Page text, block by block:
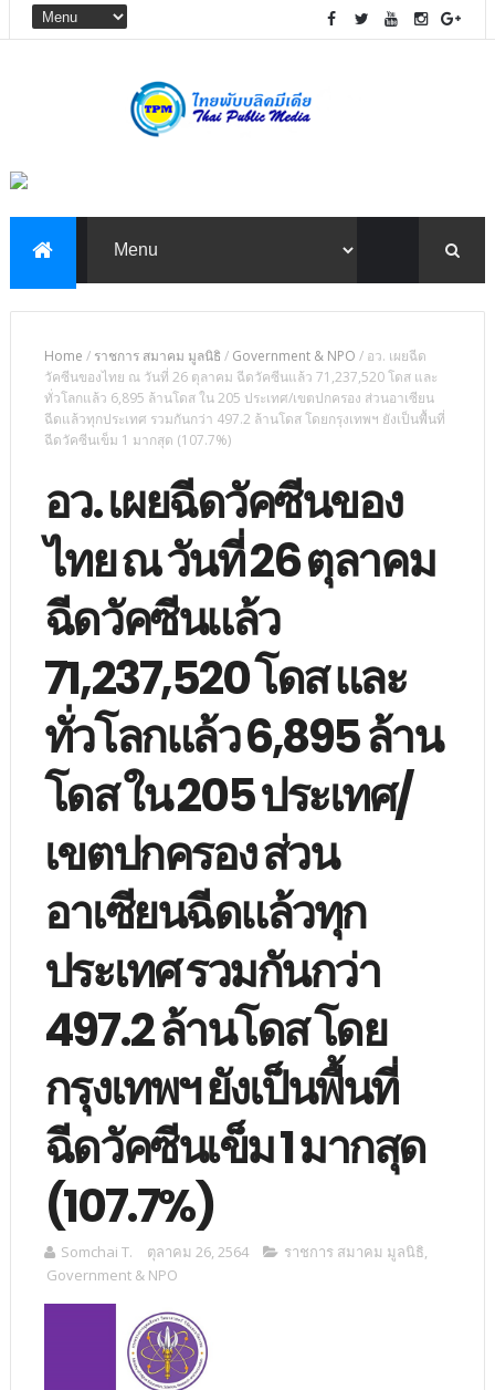
Home / ราชการ สมาคม มูลนิธิ / Government & NPO / อว. เผยฉีด
วัคซีนของไทย ณ วันที่ 26 ตุลาคม ฉีดวัคซีนแล้ว 71,237,520 โดส และ
ทั่วโลกแล้ว 6,895 ล้านโดส ใน 205 ประเทศ/เขตปกครอง ส่วนอาเซียน
ฉีดแล้วทุกประเทศ รวมกันกว่า 497.2 ล้านโดส โดยกรุงเทพฯ ยังเป็นพื้นที่
ฉีดวัคซีนเข็ม 1 มากสุด (107.7%)
อว. เผยฉีดวัคซีนของ
ไทย ณ วันที่ 26 ตุลาคม
ฉีดวัคซีนแล้ว
71,237,520 โดส และ
ทั่วโลกแล้ว 6,895 ล้าน
โดส ใน 205 ประเทศ/
เขตปกครอง ส่วน
อาเซียนฉีดแล้วทุก
ประเทศ รวมกันกว่า
497.2 ล้านโดส โดย
กรุงเทพฯ ยังเป็นพื้นที่
ฉีดวัคซีนเข็ม 1 มากสุด
(107.7%)
Somchai T. ตุลาคม 26, 2564 ราชการ สมาคม มูลนิธิ,
Government & NPO